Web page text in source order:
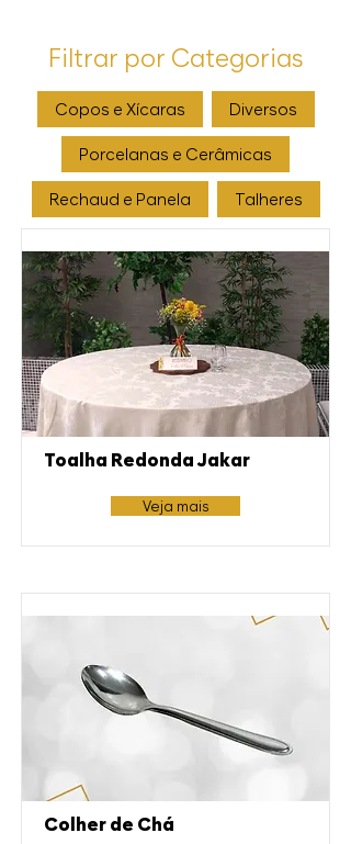
Filtrar por Categorias
Copos e Xícaras Diversos
Porcelanas e Cerâmicas
Rechaud e Panela Talheres
Toalha Redonda Jakar
Veja mais
Colher de Chá